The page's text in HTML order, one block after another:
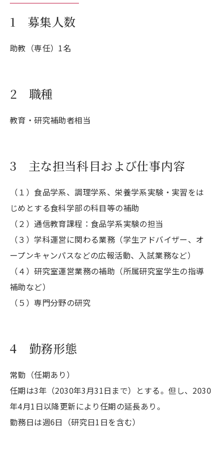
1 募集人数
助教（専任）1名
2 職種
教育・研究補助者相当
3 主な担当科目および仕事内容
（１）食品学系、調理学系、栄養学系実験・実習をは
じめとする食科学部の科目等の補助
（２）通信教育課程：食品学系実験の担当
（３）学科運営に関わる業務（学生アドバイザー、オ
ープンキャンパスなどの広報活動、入試業務など）
（４）研究室運営業務の補助（所属研究室学生の指導
補助など）
（５）専門分野の研究
4 勤務形態
常勤（任期あり）
任期は3年（2030年3月31日まで）とする。但し、2030
年4月1日以降更新により任期の延長あり。
勤務日は週6日（研究日1日を含む）